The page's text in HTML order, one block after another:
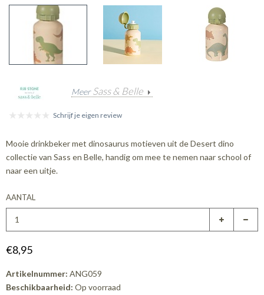
MeerSass & Belle
Schrijf je eigen review
Mooie drinkbeker met dinosaurus motieven uit de Desert dino
collectie van Sass en Belle, handig om mee te nemen naar school of
naar een uitje.
AANTAL
€8,95
Artikelnummer: ANG059
Beschikbaarheid: Op voorraad